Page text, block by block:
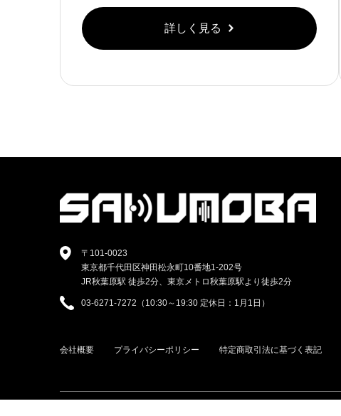
詳しく見る
〒101-0023
東京都千代田区神田松永町10番地1-202号
JR秋葉原駅 徒歩2分、東京メトロ秋葉原駅より徒歩2分
03-6271-7272（10:30～19:30 定休日：1月1日）
会社概要 プライバシーポリシー 特定商取引法に基づく表記